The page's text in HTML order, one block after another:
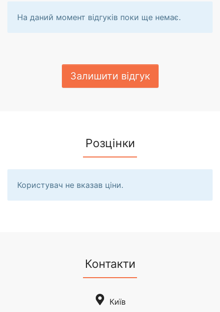
На даний момент відгуків поки ще немає.
Залишити відгук
Розцінки
Користувач не вказав ціни.
Контакти
Київ